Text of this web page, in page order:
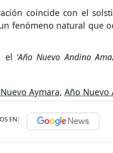
coincide con el
fenómeno natural que
el 'Año Nuevo Andino
Aymara, Año Nuevo
EN: